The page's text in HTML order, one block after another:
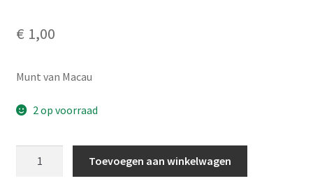
€ 1,00
Munt van Macau
2 op voorraad
Toevoegen aan winkelwagen